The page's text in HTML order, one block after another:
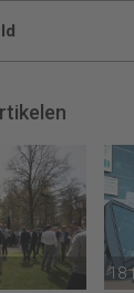
18